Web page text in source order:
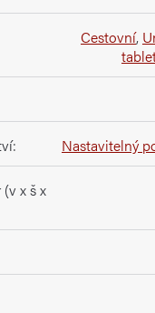
Cestovní,
: Nastavitelný
(v x š x